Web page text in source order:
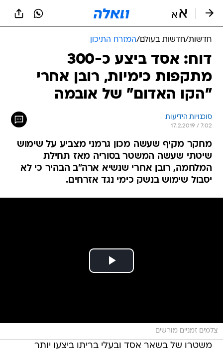
חדשות/חדשות בעולם/המזרח התיכון
דוח: אסד ביצע כ-300
מתקפות כימיות, רובן אחרי
"הקו האדום" של אובמה
סוכנויות הידיעות
17.2.2019 / 7:02
מחקר מקיף שעשה מכון גרמני מצביע על שימוש
שיטתי שעשה המשטר בסוריה מאז תחילת
המלחמה, רובן אחרי שנשיא ארה"ב הבהיר כי לא
יסבול שימוש בנשק כימי נגד אזרחים.
צלמים זמניים מורשים
משטרו של בשאר אסד ובעלי בריתו ביצעו יותר